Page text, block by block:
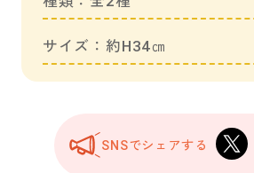
サイズ：約H34㎝
SNSでシェアする